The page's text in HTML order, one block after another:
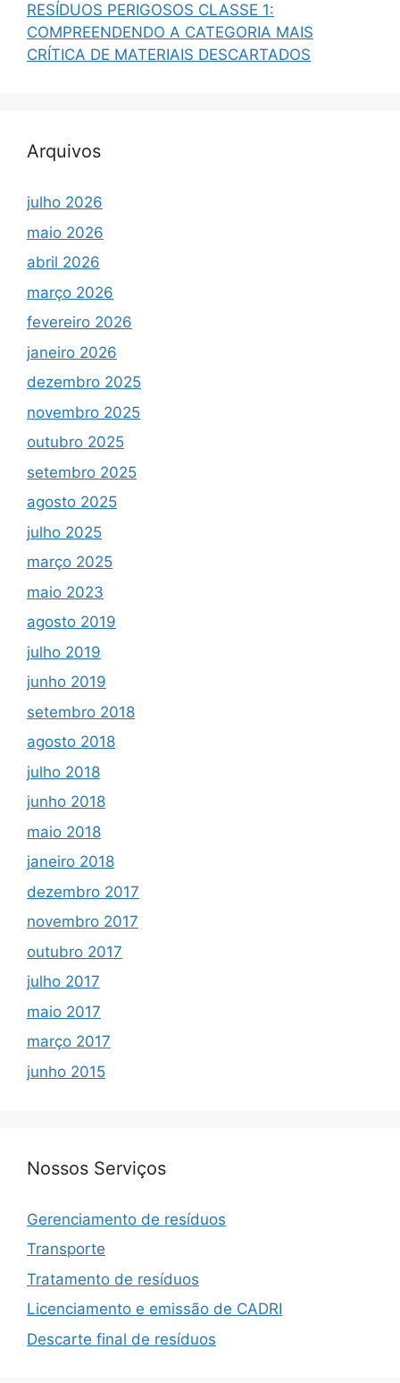
RESÍDUOS PERIGOSOS CLASSE 1:
COMPREENDENDO A CATEGORIA MAIS
CRÍTICA DE MATERIAIS DESCARTADOS
Arquivos
julho 2026
maio 2026
abril 2026
março 2026
fevereiro 2026
janeiro 2026
dezembro 2025
novembro 2025
outubro 2025
setembro 2025
agosto 2025
julho 2025
março 2025
maio 2023
agosto 2019
julho 2019
junho 2019
setembro 2018
agosto 2018
julho 2018
junho 2018
maio 2018
janeiro 2018
dezembro 2017
novembro 2017
outubro 2017
julho 2017
maio 2017
março 2017
junho 2015
Nossos Serviços
Gerenciamento de resíduos
Transporte
Tratamento de resíduos
Licenciamento e emissão de CADRI
Descarte final de resíduos